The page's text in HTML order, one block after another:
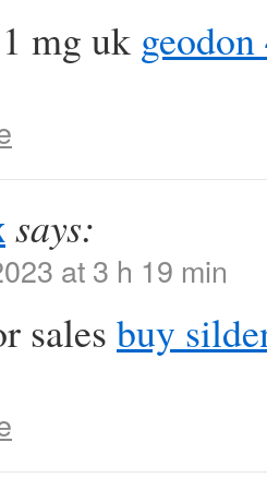
mg uk
says:
at 3 h 19 min
sales buy